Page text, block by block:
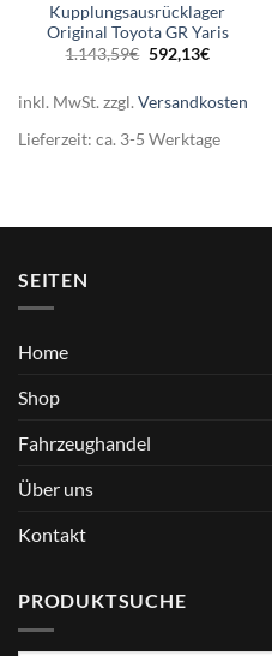
Kupplungsausrücklager
Original Toyota GR Yaris
1.143,59€ Ursprünglicher
Preis
1.143,59€
592,13€Aktueller
592,13€.
inkl. MwSt. zzgl. Versandkosten
Lieferzeit: ca. 3-5 Werktage
SEITEN
Home
Shop
Fahrzeughandel
Über uns
Kontakt
PRODUKTSUCHE